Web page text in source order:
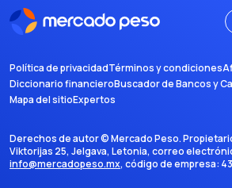
Política de privacidadTérminos y condiciones
Diccionario financieroBuscador de Bancos y
Mapa del sitioExpertos
Derechos de autor ©Mercado Peso.
Viktorijas 25, Jelgava, Letonia, correo
info@mercadopeso.mx, código de empresa: